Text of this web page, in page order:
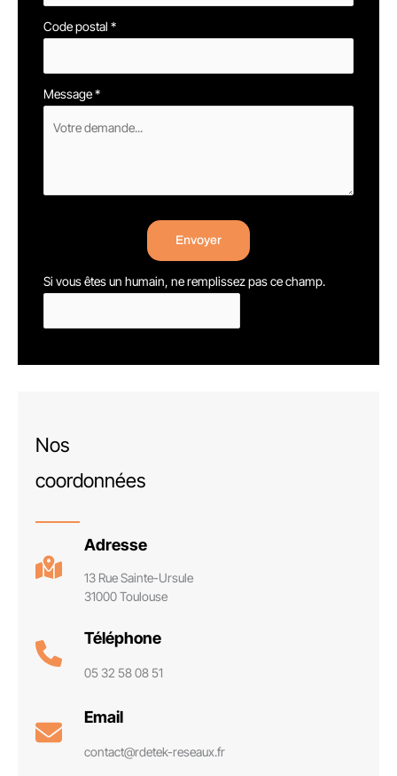
Code postal *
Message*
Envoyer
Si vous êtes un humain, ne remplissez pas ce champ.
Nos
coordonnées
Adresse
13 Rue Sainte-Ursule
31000 Toulouse
Téléphone
05 32 58 08 51
Email
contact@rdetek-reseaux.fr